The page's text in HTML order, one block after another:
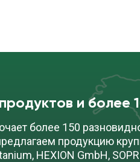
и более
более 150
продукцию
HEXION GmbH,